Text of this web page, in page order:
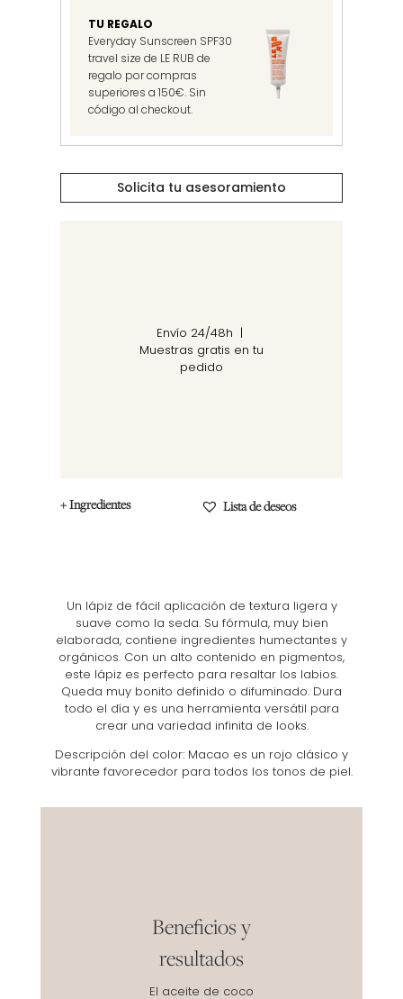
TU REGALO
Everyday Sunscreen SPF30
travel size de LE RUB de
regalo por compras
superiores a 150€. Sin
código al checkout.
Solicita tu asesoramiento
Envío 24/48h |
Muestras gratis en tu
pedido
+ Ingredientes Lista de deseos
Un lápiz de fácil aplicación de textura ligera y
suave como la seda. Su fórmula, muy bien
elaborada, contiene ingredientes humectantes y
orgánicos. Con un alto contenido en pigmentos,
este lápiz es perfecto para resaltar los labios.
Queda muy bonito definido o difuminado. Dura
todo el día y es una herramienta versátil para
crear una variedad infinita de looks.
Descripción del color: Macao es un rojo clásico y
vibrante favorecedor para todos los tonos de piel.
Beneficios y
resultados
El aceite de coco